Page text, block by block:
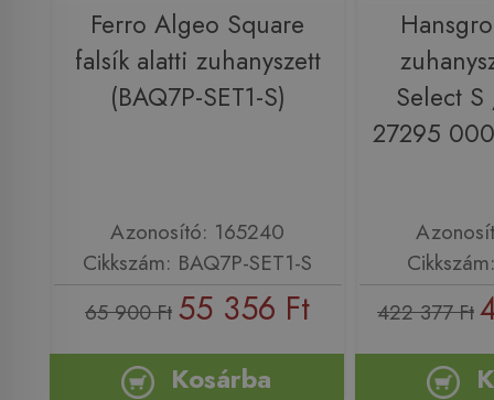
Ferro Algeo Square
falsík alatti zuhanyszett
(BAQ7P-SET1-S)
Azonosító: 165240
Cikkszám: BAQ7P-SET1-S
65 900 Ft 55 356 Ft
Kosárba
Select
27295
422 377 Ft